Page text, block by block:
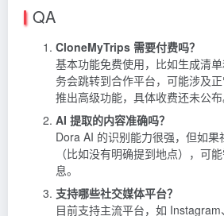
QA
CloneMyTrips 需要付费吗？
基本功能免费使用，比如生成清
务会跳转到合作平台，可能涉及
推出高级功能，具体收费还未公布
AI 提取的内容准确吗？
Dora AI 的识别能力很强，但如
（比如没有明确提到地点），可
息。
支持哪些社交媒体平台？
目前支持主流平台，如